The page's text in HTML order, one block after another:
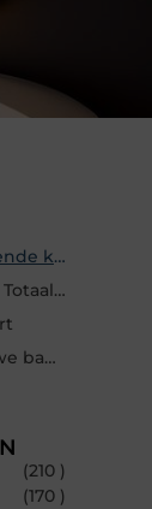
Badkamer renovatie: een uitdagende klus
Waarom kiezen voor Binnenhuis Totaal Afbouw?
Zet de eerste stap naar uw nieuwe badkamer
(210 )
(170 )